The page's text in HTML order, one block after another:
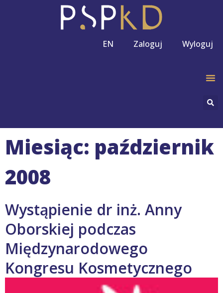
EN Zaloguj Wyloguj
Miesiąc: październik
2008
Wystąpienie dr inż. Anny
Oborskiej podczas
Międzynarodowego
Kongresu Kosmetycznego